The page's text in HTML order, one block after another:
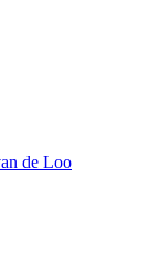
de Loo